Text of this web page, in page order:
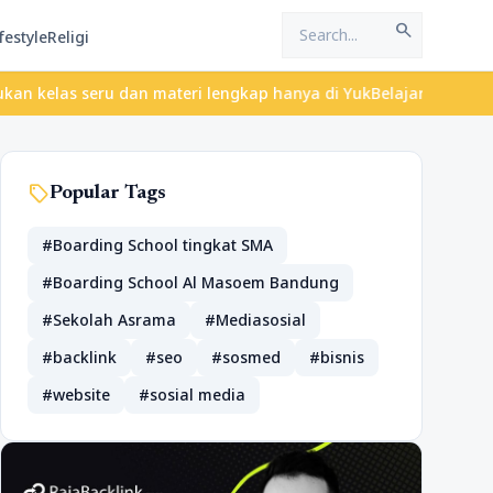
Religi search
dan materi lengkap hanya di YukBelajar.com. Mulai
sellPopular Tags
#Boarding School tingkat SMA
#Boarding School Al Masoem Bandung
#Sekolah Asrama
#Mediasosial
#backlink
#seo #sosmed
#bisnis
#website
#sosial media